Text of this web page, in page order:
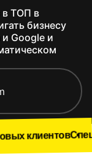
в ТОП в
бизнесу
Google и